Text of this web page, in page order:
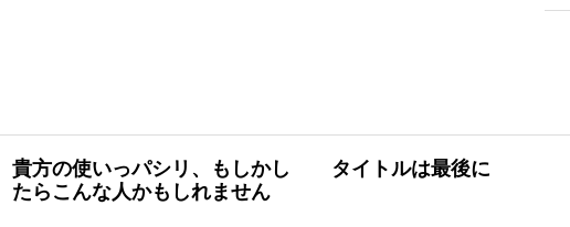
貴方の使いっパシリ、もしかし
たらこんな人かもしれません
タイトルは最後に